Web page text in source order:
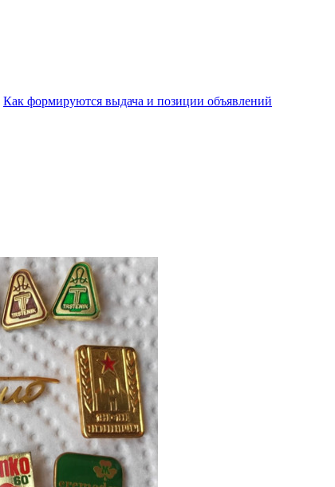
Как формируются выдача и позиции объявлений